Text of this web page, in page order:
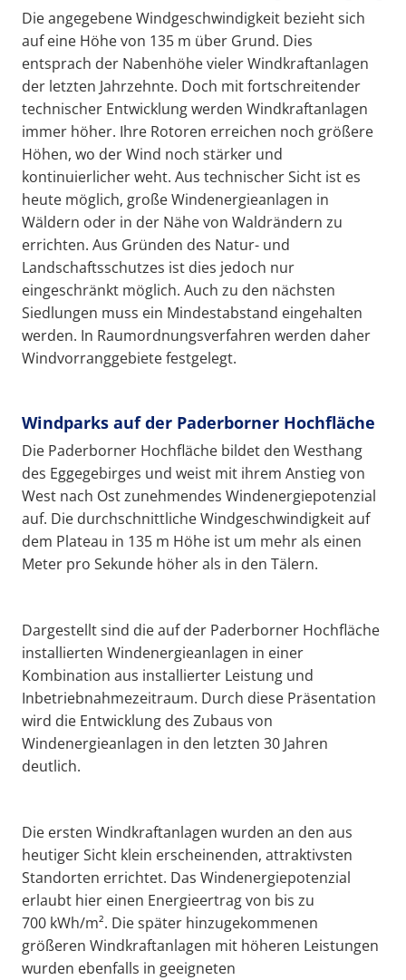
Die angegebene Windgeschwindigkeit bezieht sich
auf eine Höhe von 135 m über Grund. Dies
entsprach der Nabenhöhe vieler Windkraftanlagen
der letzten Jahrzehnte. Doch mit fortschreitender
technischer Entwicklung werden Windkraftanlagen
immer höher. Ihre Rotoren erreichen noch größere
Höhen, wo der Wind noch stärker und
kontinuierlicher weht. Aus technischer Sicht ist es
heute möglich, große Windenergieanlagen in
Wäldern oder in der Nähe von Waldrändern zu
errichten. Aus Gründen des Natur- und
Landschaftsschutzes ist dies jedoch nur
eingeschränkt möglich. Auch zu den nächsten
Siedlungen muss ein Mindestabstand eingehalten
werden. In Raumordnungsverfahren werden daher
Windvorranggebiete festgelegt.
Windparks auf der Paderborner Hochfläche
Die Paderborner Hochfläche bildet den Westhang
des Eggegebirges und weist mit ihrem Anstieg von
West nach Ost zunehmendes Windenergiepotenzial
auf. Die durchschnittliche Windgeschwindigkeit auf
dem Plateau in 135 m Höhe ist um mehr als einen
Meter pro Sekunde höher als in den Tälern.
Dargestellt sind die auf der Paderborner Hochfläche
installierten Windenergieanlagen in einer
Kombination aus installierter Leistung und
Inbetriebnahmezeitraum. Durch diese Präsentation
wird die Entwicklung des Zubaus von
Windenergieanlagen in den letzten 30 Jahren
deutlich.
Die ersten Windkraftanlagen wurden an den aus
heutiger Sicht klein erscheinenden, attraktivsten
Standorten errichtet. Das Windenergiepotenzial
erlaubt hier einen Energieertrag von bis zu
700 kWh/m². Die später hinzugekommenen
größeren Windkraftanlagen mit höheren Leistungen
wurden ebenfalls in geeigneten